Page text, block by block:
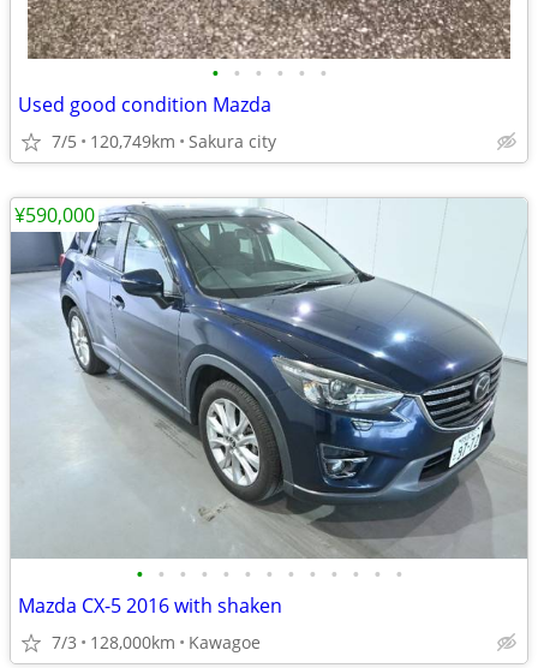
• • • • • •
Used good condition Mazda
7/5 120,749km Sakura city
• • • • • • • • • • • • •
Mazda CX-5 2016 with shaken
7/3 128,000km Kawagoe
¥590,000